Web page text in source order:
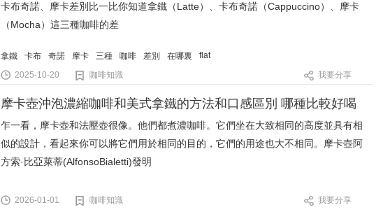
卡布奇諾、摩卡差別比一比你知道拿鐵（Latte）、卡布奇諾（Cappuccino）、摩卡
（Mocha）這三種咖啡的差
拿鐵 卡布 奇諾 摩卡 三種 咖啡 差別 在哪裏
flat
2025-10-20
咖啡知識 我要分享
摩卡壺沖泡濃縮咖啡和美式拿鐵的方法和口感區別 哪種比較好喝
乍一看，摩卡壺和法壓壺很像。他們都煮濃咖啡。它們坐在大致相同的高度並具有相
似的設計，看起來你可以將它們用於相同的目的，它們的用途也大不相同。摩卡壺阿
方索·比亞萊蒂(AlfonsoBialetti)發明
2026-01-01 咖啡知識 我要分享